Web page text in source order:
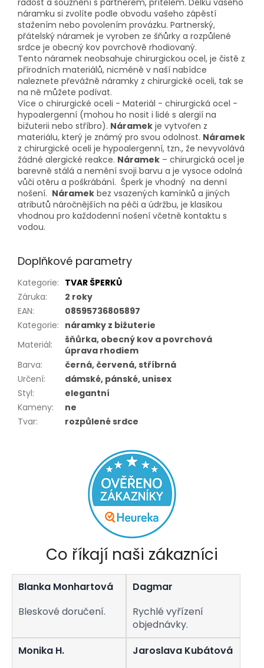
radost a souznění s partnerem, přítelem. Délku vašeho
náramku si zvolíte podle obvodu vašeho zápěstí
stažením nebo povolením provázku. Partnerský,
přátelský náramek je vyroben ze šňůrky a rozpůlené
srdce je obecný kov povrchově rhodiovaný.
Tento náramek neobsahuje chirurgickou ocel, je čistě z
přírodních materiálů, nicméně v naší nabídce
naleznete převážně náramky z chirurgické oceli, tak se
na ně můžete podívat.
Více o chirurgické oceli - Materiál - chirurgická ocel -
hypoalergenní (mohou ho nosit i lidé s alergií na
bižuterii nebo stříbro). Náramek je vytvořen z
materiálu, který je známý pro svou odolnost. Náramek
z chirurgické oceli je hypoalergenní, tzn., že nevyvolává
žádné alergické reakce. Náramek – chirurgická ocel je
barevně stálá a nemění svoji barvu a je vysoce odolná
vůči otěru a poškrábání. Šperk je vhodný na denní
nošení. Náramek bez vsazených kamínků a jiných
atributů náročnějších na péči a údržbu, je klasikou
vhodnou pro každodenní nošení včetně kontaktu s
vodou.
Doplňkové parametry
Kategorie: TVAR ŠPERKŮ
Záruka:
2 roky
EAN:
08595736805897
Kategorie: náramky z bižuterie
Materiál:
šňůrka, obecný kov a povrchová
úprava rhodiem
Barva:
černá, červená, stříbrná
Určení:
dámské, pánské, unisex
Styl:
elegantní
Kameny:
ne
Tvar: rozpůlené srdce
Co říkají naši zákazníci
Blanka Monhartová
Bleskové doručení.
Dagmar
Rychlé vyřízení
objednávky.
Monika H.
Jaroslava Kubátová